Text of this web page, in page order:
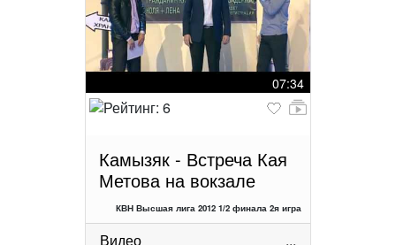
07:34
Камызяк - Встреча Кая
Метова на вокзале
КВН Высшая лига 2012 1/2 финала 2я игра
Видео ...